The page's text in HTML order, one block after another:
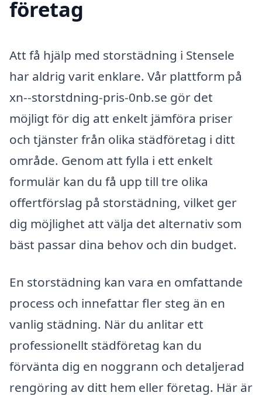
företag
Att få hjälp med storstädning i Stensele
har aldrig varit enklare. Vår plattform på
xn--storstdning-pris-0nb.se gör det
möjligt för dig att enkelt jämföra priser
och tjänster från olika städföretag i ditt
område. Genom att fylla i ett enkelt
formulär kan du få upp till tre olika
offertförslag på storstädning, vilket ger
dig möjlighet att välja det alternativ som
bäst passar dina behov och din budget.
En storstädning kan vara en omfattande
process och innefattar fler steg än en
vanlig städning. När du anlitar ett
professionellt städföretag kan du
förvänta dig en noggrann och detaljerad
rengöring av ditt hem eller företag. Här är